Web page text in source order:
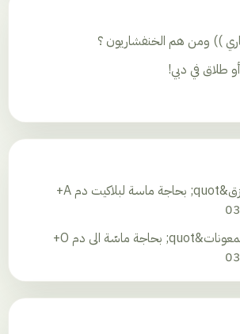
)) ومن هم الخنفشاريون ؟
طلاق في دبي!
مستشفى &quot;رزق&quot; بحاجة ماسة لبلاكيت دم A+
مستشفى &quot;المعونات&quot; بحاجة ماسّة الى دم O+